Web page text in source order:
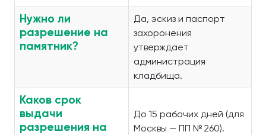
Нужно ли
разрешение на
памятник?
Да, эскиз и паспорт
захоронения
утверждает
администрация
кладбища.
Каков срок
выдачи
разрешения на
До 15 рабочих дней (для
Москвы — ПП № 260).